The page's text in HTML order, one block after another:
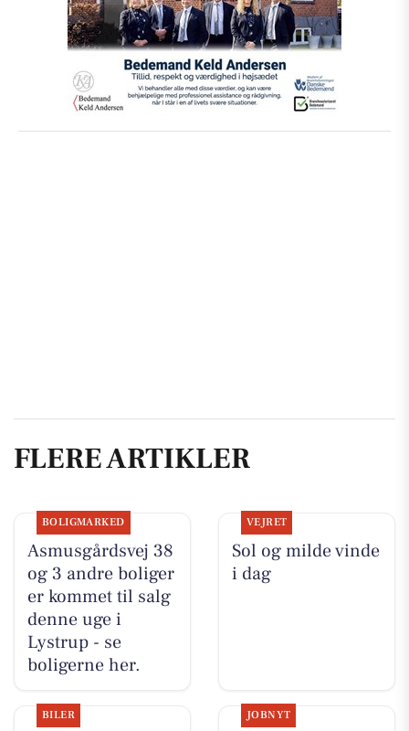
FLERE ARTIKLER
BOLIGMARKED
Asmusgårdsvej 38
og 3 andre boliger
er kommet til salg
denne uge i
Lystrup - se
boligerne her.
VEJRET
Sol og milde vinde
i dag
BILER JOBNYT